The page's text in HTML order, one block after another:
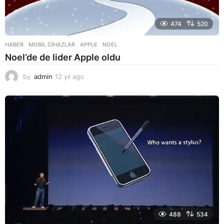
474 520
HABER ,MOBIL CIHAZLAR APPLE ,NOEL
Noel’de de lider Apple oldu
by admin 12 yıl ago
y
g
488 534